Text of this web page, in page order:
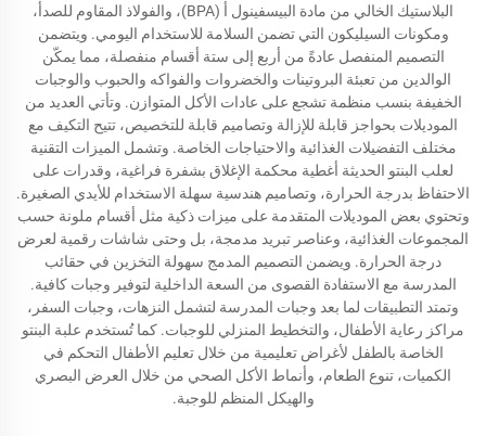
البلاستيك الخالي من مادة البيسفينول أ (BPA)، والفولاذ المقاوم للصدأ،
ومكونات السيليكون التي تضمن السلامة للاستخدام اليومي. ويتضمن
التصميم المنفصل عادةً من أربع إلى ستة أقسام منفصلة، مما يمكّن
الوالدين من تعبئة البروتينات والخضروات والفواكه والحبوب والوجبات
الخفيفة بنسب منظمة تشجع على عادات الأكل المتوازن. وتأتي العديد من
الموديلات بحواجز قابلة للإزالة وتصاميم قابلة للتخصيص، تتيح التكيف مع
مختلف التفضيلات الغذائية والاحتياجات الخاصة. وتشمل الميزات التقنية
لعلب البنتو الحديثة أغطية محكمة الإغلاق بشفرة فراغية، وقدرات على
الاحتفاظ بدرجة الحرارة، وتصاميم هندسية سهلة الاستخدام للأيدي الصغيرة.
وتحتوي بعض الموديلات المتقدمة على ميزات ذكية مثل أقسام ملونة حسب
المجموعات الغذائية، وعناصر تبريد مدمجة، بل وحتى شاشات رقمية لعرض
درجة الحرارة. ويضمن التصميم المدمج سهولة التخزين في حقائب
المدرسة مع الاستفادة القصوى من السعة الداخلية لتوفير وجبات كافية.
وتمتد التطبيقات لما بعد وجبات المدرسة لتشمل النزهات، وجبات السفر،
مراكز رعاية الأطفال، والتخطيط المنزلي للوجبات. كما تُستخدم علبة البنتو
الخاصة بالطفل لأغراض تعليمية من خلال تعليم الأطفال التحكم في
الكميات، تنوع الطعام، وأنماط الأكل الصحي من خلال العرض البصري
والهيكل المنظم للوجبة.